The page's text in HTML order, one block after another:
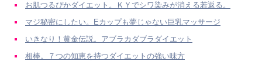
お肌つるぴかダイエット。ＫＹでシワ染みが消える若返る。
マジ秘密にしたい。Eカップも夢じゃない巨乳マッサージ
いきなり！黄金伝説。アブラカダブラダイエット
相棒。７つの知恵を持つダイエットの強い味方